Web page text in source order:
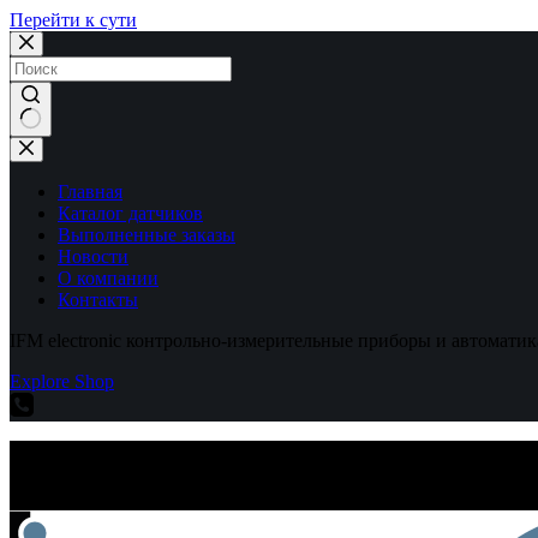
Перейти к сути
Ничего
не
найденоГлавная
Каталог датчиков
Выполненные заказы
Новости
О компании
Контакты
IFM electronic контрольно-измерительные приборы и
Explore Shop